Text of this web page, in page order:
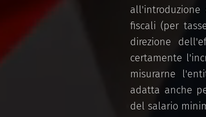
fiscali (per
direzione
certamente
misurarne
adatta anche
del salario